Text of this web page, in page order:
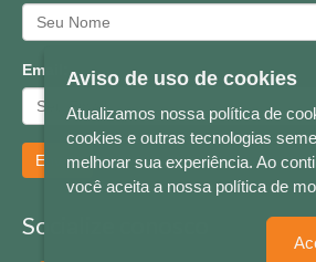
Email:
Enviar
Socialize conosco
Aviso de uso de cookies
Atualizamos nossa política de
cookies e outras tecnologias
melhorar sua experiência. Ao
você aceita a nossa política de